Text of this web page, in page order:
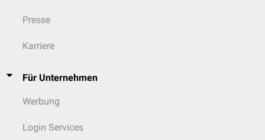
Presse
Karriere
Für Unternehmen
Werbung
Login Services